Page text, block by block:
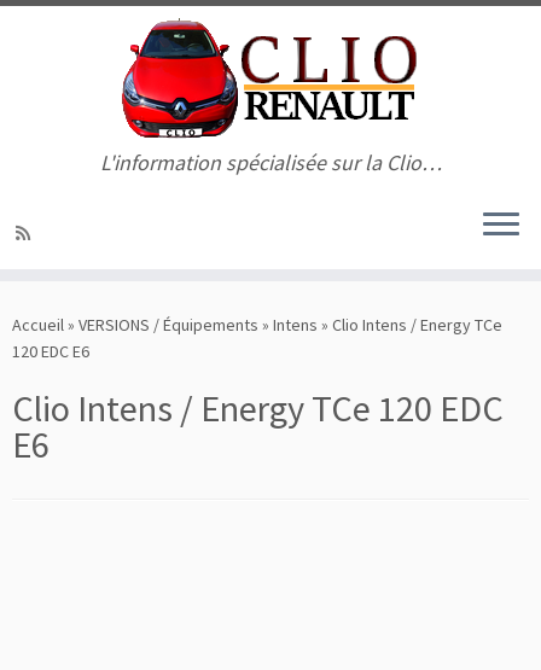
au
contenu
L'information spécialisée sur la Clio…
Accueil» VERSIONS / Équipements » Intens » Clio Intens / Energy TCe
120 EDC E6
Clio Intens / Energy TCe 120 EDC
E6